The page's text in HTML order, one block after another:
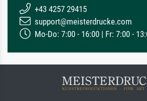
+43 4257 29415
support@meisterdrucke.com
Mo-Do: 7:00 - 16:00 | Fr: 7:00 -